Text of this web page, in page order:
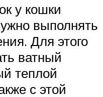
у кошки
выполнять
Для этого
ватный
теплой
с этой